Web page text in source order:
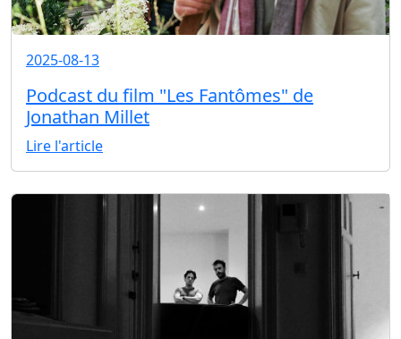
2025-08-13
Podcast du film "Les Fantômes" de
Jonathan Millet
Lire l'article